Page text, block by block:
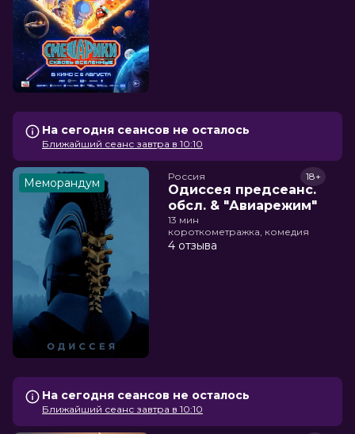
На сегодня сеансов не осталось
Ближайший сеанс завтра в 10:10
Меморандум Россия
Одиссея предсеанс.
обсл. & "Авиарежим"
18+
13 мин
короткометражка, комедия
4 отзыва
На сегодня сеансов не осталось
Ближайший сеанс завтра в 10:10